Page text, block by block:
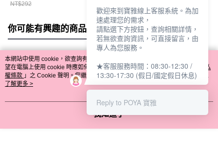
NT$292
你可能有興趣的商品 全站排行
熱門標籤
本網站中使用 cookie，欲查詢有關本網站使用 cookie 方式之詳情，及若您不希
望在電腦上使用 cookie 時應如何變更電腦的 cookie 設定，請參閱本網站「
隱私
權條款 」之 Cookie 聲明。您繼續使用本網站即表示您同意本公司得按本網站使
用條款之 Cookie 聲明使用 cookie。
了解更多 >
我知道了
歡迎來到寶雅線上客服系統。為加
速處理您的需求，
請點選下方按鈕，查詢相關詳情，
若無欲查詢資訊，可直接留言，由
專人為您服務。
★客服服務時間：08:30-12:30 /
13:30-17:30 (假日/國定假日休息)
Reply to POYA 寶雅